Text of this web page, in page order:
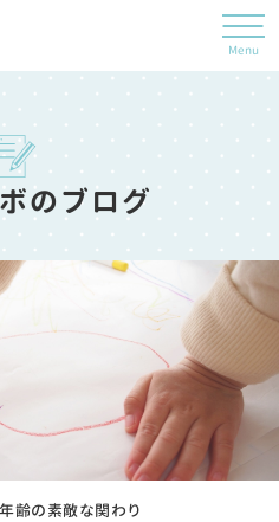
のブログ
齢の素敵な関わり